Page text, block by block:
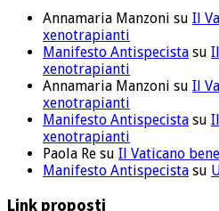
Annamaria Manzoni su Il
xenotrapianti
Manifesto Antispecista su
xenotrapianti
Annamaria Manzoni su Il
xenotrapianti
Manifesto Antispecista su
xenotrapianti
Paola Re su Il Vaticano
Manifesto Antispecista su
Link proposti